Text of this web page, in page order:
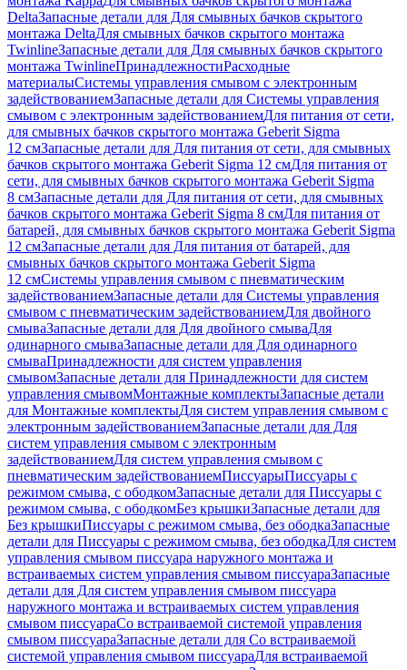
DeltaЗапасные детали для Для смывных бачков скрытого
монтажа DeltaДля смывных бачков скрытого монтажа
TwinlineЗапасные детали для Для смывных бачков скрытого
монтажа TwinlineПринадлежностиРасходные
материалыСистемы управления смывом с электронным
задействованиемЗапасные детали для Системы управления
смывом с электронным задействованиемДля питания от сети,
для смывных бачков скрытого монтажа Geberit Sigma
12 смЗапасные детали для Для питания от сети, для смывных
бачков скрытого монтажа Geberit Sigma 12 смДля питания от
сети, для смывных бачков скрытого монтажа Geberit Sigma
8 смЗапасные детали для Для питания от сети, для смывных
бачков скрытого монтажа Geberit Sigma 8 смДля питания от
батарей, для смывных бачков скрытого монтажа Geberit Sigma
12 смЗапасные детали для Для питания от батарей, для
смывных бачков скрытого монтажа Geberit Sigma
12 смСистемы управления смывом с пневматическим
задействованиемЗапасные детали для Системы управления
смывом с пневматическим задействованиемДля двойного
смываЗапасные детали для Для двойного смываДля
одинарного смываЗапасные детали для Для одинарного
смываПринадлежности для систем управления
смывомЗапасные детали для Принадлежности для систем
управления смывомМонтажные комплектыЗапасные детали
для Монтажные комплектыДля систем управления смывом с
электронным задействованиемЗапасные детали для Для
систем управления смывом с электронным
задействованиемДля систем управления смывом с
пневматическим задействованиемПиссуарыПиссуары с
режимом смыва, с ободкомЗапасные детали для Писсуары с
режимом смыва, с ободкомБез крышкиЗапасные детали для
Без крышкиПиссуары с режимом смыва, без ободкаЗапасные
детали для Писсуары с режимом смыва, без ободкаДля систем
управления смывом писсуара наружного монтажа и
встраиваемых систем управления смывом писсуараЗапасные
детали для Для систем управления смывом писсуара
наружного монтажа и встраиваемых систем управления
смывом писсуараСо встраиваемой системой управления
смывом писсуараЗапасные детали для Со встраиваемой
системой управления смывом писсуараДля встраиваемой